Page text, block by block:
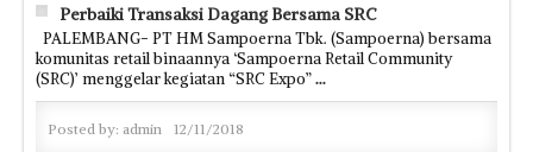
Perbaiki Transaksi Dagang Bersama SRC
PALEMBANG- PT HM Sampoerna Tbk. (Sampoerna) bersama
komunitas retail binaannya ‘Sampoerna Retail Community
(SRC)’ menggelar kegiatan “SRC Expo”...
Posted by: admin 12/11/2018